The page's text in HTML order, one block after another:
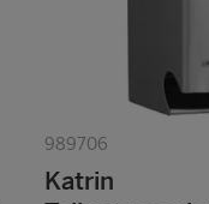
989706
Katrin